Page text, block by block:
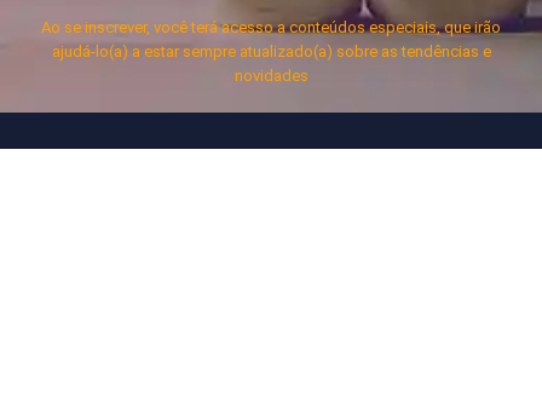
Ao se inscrever, você terá acesso a conteúdos especiais, que irão
ajudá-lo(a) a estar sempre atualizado(a) sobre as tendências e
novidades